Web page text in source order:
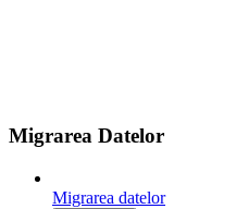
Migrarea Datelor
Migrarea datelor